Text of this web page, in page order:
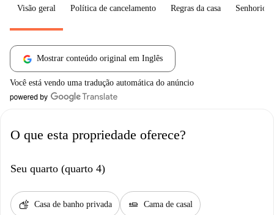
Visão geral Política de cancelamento Regras da casa Senhorio
Mostrar conteúdo original em Inglês
Você está vendo uma tradução automática do anúncio
O que esta propriedade oferece?
Seu quarto (quarto 4)
soap Casa de banho privada airline_seat_flat Cama de casal